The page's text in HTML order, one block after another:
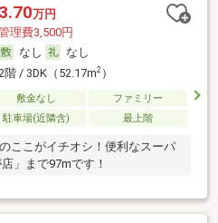
3.70万円
理費3,500円
なし
なし
階 / 3DK（52.17m2）
敷金なし
ファミリー
駐車場(近隣含) 最上階
ここがイチオシ！便利なスーパ
」まで97mです！